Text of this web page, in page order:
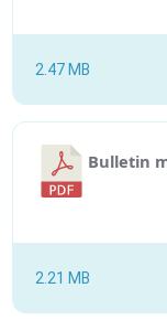
2.47 MB
Bulletin
2.21 MB